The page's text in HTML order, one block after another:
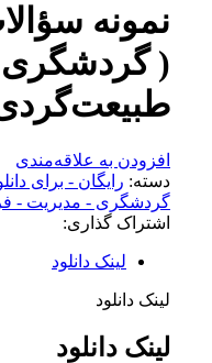
نمونه
( گردشگری
افزودن به علاقه‌مندی
دسته: رایگان - برای
گردشگری - مدیریت -
اشتراک گذاری:
لینک دانلود
لینک دانلود
لینک دانلود